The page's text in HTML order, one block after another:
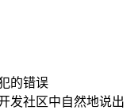
的错误
发社区中自然地说出